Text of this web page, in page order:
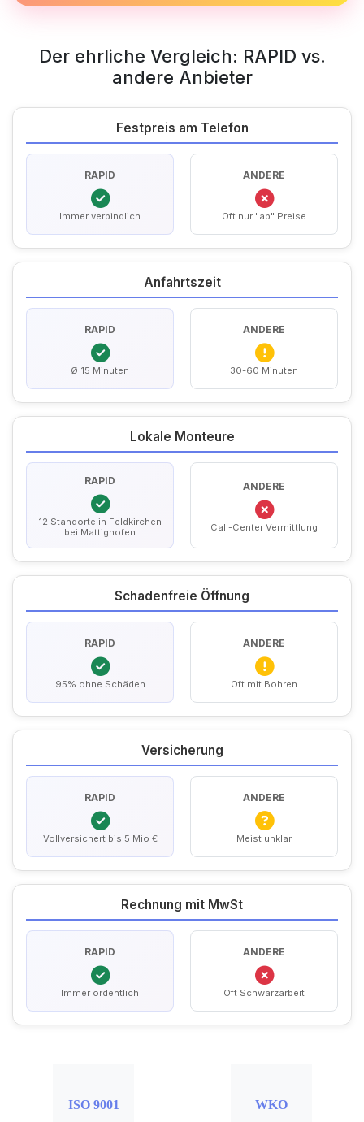
Der ehrliche Vergleich: RAPID vs.
andere Anbieter
Festpreis am Telefon
RAPID
Immer verbindlich
ANDERE
Oft nur "ab" Preise
Anfahrtszeit
RAPID
Ø 15 Minuten
ANDERE
30-60 Minuten
Lokale Monteure
RAPID
12 Standorte in Feldkirchen
bei Mattighofen
ANDERE
Call-Center Vermittlung
Schadenfreie Öffnung
RAPID
95% ohne Schäden
ANDERE
Oft mit Bohren
Versicherung
RAPID
Vollversichert bis 5 Mio €
ANDERE
Meist unklar
Rechnung mit MwSt
RAPID
Immer ordentlich
ANDERE
Oft Schwarzarbeit